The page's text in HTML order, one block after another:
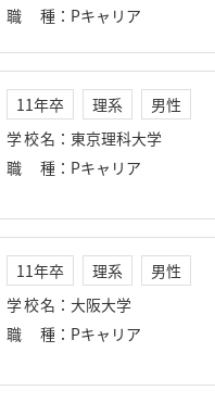
職種 ： Pキャリア
11年卒 理系
男性
学校名 ： 東京理科大学
職種 ： Pキャリア
11年卒 理系
男性
学校名 ： 大阪大学
職種 ： Pキャリア